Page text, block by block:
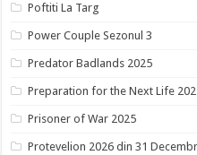
Poftiti La Targ
Power Couple Sezonul 3
Predator Badlands 2025
Preparation for the Next Life
Prisoner of War 2025
Protevelion 2026 din 31